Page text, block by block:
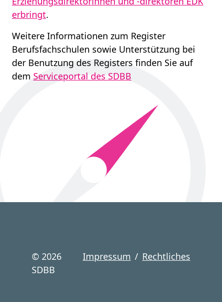
erbringt.
Weitere Informationen zum Register
Berufsfachschulen sowie Unterstützung bei
der Benutzung des Registers finden Sie auf
dem Serviceportal des SDBB
© 2026
SDBB
Impressum / Rechtliches